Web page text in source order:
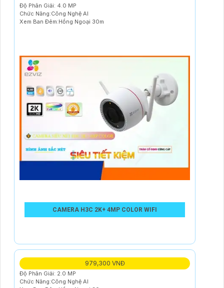
CAMERA H3C 2K+ 4MP COLOR WIFI
Độ Phân Giải: 4.0 MP
Chức Năng:Công Nghệ AI
Xem Ban Đêm:Hồng Ngoại 30m
979,300 VNĐ
Độ Phân Giải: 2.0 MP
Chức Năng:Công Nghệ AI